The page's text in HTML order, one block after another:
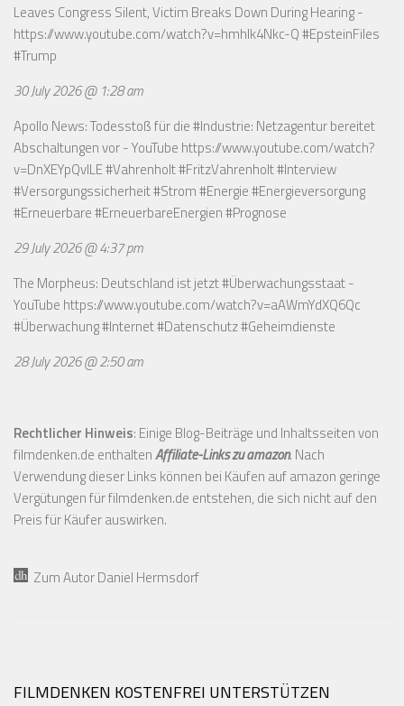
Leaves Congress Silent, Victim Breaks Down During Hearing -
https://www.youtube.com/watch?v=hmhlk4Nkc-Q#EpsteinFiles
#Trump
30 July 2026 @ 1:28 am
Apollo News: Todesstoß für die #Industrie: Netzagentur bereitet
Abschaltungen vor - YouTube https://www.youtube.com/watch?
v=DnXEYpQvILE#Vahrenholt #FritzVahrenholt #Interview
#Versorgungssicherheit #Strom #Energie #Energieversorgung
#Erneuerbare #ErneuerbareEnergien #Prognose
29 July 2026 @ 4:37 pm
The Morpheus: Deutschland ist jetzt #Überwachungsstaat -
YouTube https://www.youtube.com/watch?v=aAWmYdXQ6Qc
#Überwachung #Internet #Datenschutz #Geheimdienste
28 July 2026 @ 2:50 am
Rechtlicher Hinweis: Einige Blog-Beiträge und Inhaltsseiten von
filmdenken.de enthaltenAffiliate-Links zu amazon. Nach
Verwendung dieser Links können bei Käufen auf amazon geringe
Vergütungen für filmdenken.de entstehen, die sich nicht auf den
Preis für Käufer auswirken.
Zum Autor Daniel Hermsdorf
FILMDENKEN KOSTENFREI UNTERSTÜTZEN